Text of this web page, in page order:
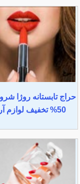
حراج تابستانه روژا
50% تخفیف لوازم آرایشی